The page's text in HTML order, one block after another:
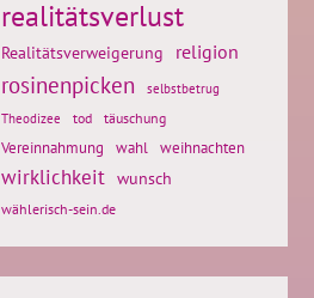
realitätsverlust
Realitätsverweigerung religion
rosinenpicken
selbstbetrug
Theodizee
tod täuschung
Vereinnahmung wahl weihnachten
wirklichkeit wunsch
wählerisch-sein.de